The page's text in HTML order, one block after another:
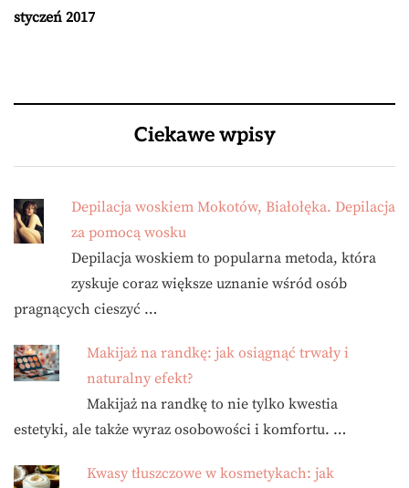
styczeń 2017
Ciekawe wpisy
Depilacja woskiem Mokotów, Białołęka. Depilacja
za pomocą wosku
Depilacja woskiem to popularna metoda, która
zyskuje coraz większe uznanie wśród osób
pragnących cieszyć …
Makijaż na randkę: jak osiągnąć trwały i
naturalny efekt?
Makijaż na randkę to nie tylko kwestia
estetyki, ale także wyraz osobowości i komfortu. …
Kwasy tłuszczowe w kosmetykach: jak